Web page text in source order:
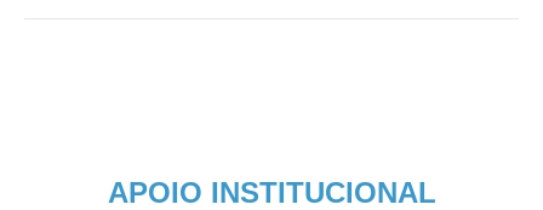
APOIO INSTITUCIONAL